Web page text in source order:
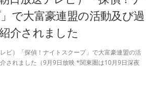
で大富豪連盟の活動及び過
介されました
ビ）「探偵！ナイトスクープ」で大富豪連盟の活
されました（9月9日放映 *関東圏は10月9日深夜